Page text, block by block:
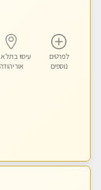
לפרטים
נוספים
עיסוי בתל
אור יהודה